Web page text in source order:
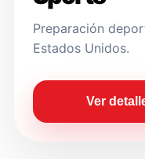
Preparación
Estados Unidos.
Ver